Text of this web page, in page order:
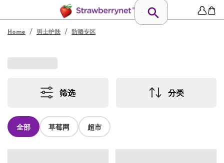
Home / 男士护肤 / 防晒专区
筛选 分类
全部 草莓网 超市